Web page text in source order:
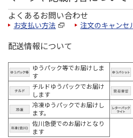
よくあるお問い合わせ
お支払い方法 注文のキャンセ
配送情報について
ゆうパック等でお届けしま
す
チルドゆうパックでお届け
します
冷凍ゆうパックでお届けし
ます。
佐川急便でのお届けとなり
ます